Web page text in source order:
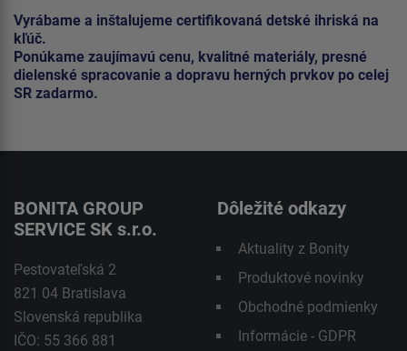
Vyrábame a inštalujeme certifikovaná detské ihriská na
kľúč.
Ponúkame zaujímavú cenu, kvalitné materiály, presné
dielenské spracovanie a dopravu herných prvkov po celej
SR zadarmo.
BONITA GROUP
SERVICE SK s.r.o.
Pestovateľská 2
821 04 Bratislava
Slovenská republika
IČO: 55 366 881
Dôležité odkazy
Aktuality z Bonity
Produktové novinky
Obchodné podmienky
Informácie - GDPR